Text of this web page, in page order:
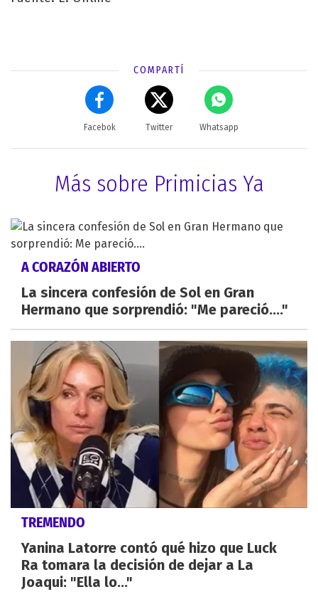
COMPARTÍ
Facebok Twitter Whatsapp
Más sobre Primicias Ya
A CORAZÓN ABIERTO
La sincera confesión de Sol en Gran
Hermano que sorprendió: "Me pareció...."
TREMENDO
Yanina Latorre contó qué hizo que Luck
Ra tomara la decisión de dejar a La
Joaqui: "Ella lo..."